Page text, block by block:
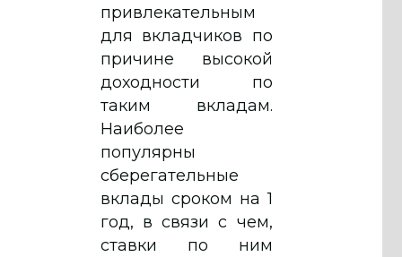
привлекательным
для вкладчиков по
причине высокой
доходности по
таким вкладам.
Наиболее
популярны
сберегательные
вклады сроком на 1
год, в связи с чем,
ставки по ним